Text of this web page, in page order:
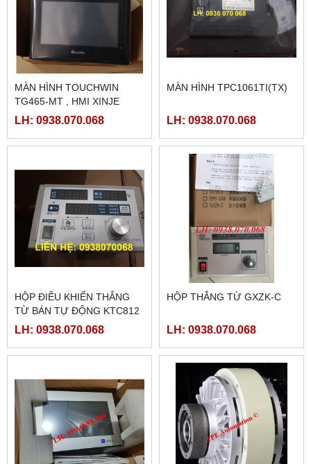
MÀN HÌNH TOUCHWIN
TG465-MT , HMI XINJE
TG465-MT
LH: 0938.070.068
MÀN HÌNH TPC1061TI(TX)
LH: 0938.070.068
HỘP ĐIỀU KHIỂN THẮNG
TỪ BÁN TỰ ĐỘNG KTC812
LH: 0938.070.068
HỘP THẮNG TỪ GXZK-C
LH: 0938.070.068